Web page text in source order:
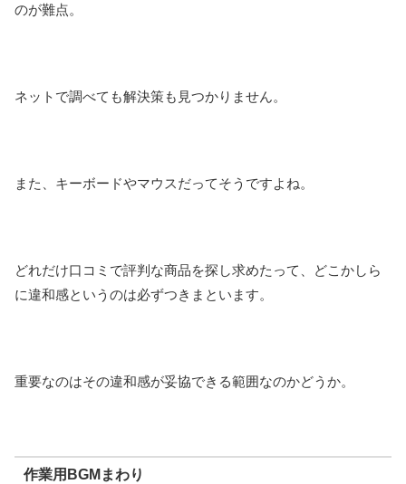
のが難点。
ネットで調べても解決策も見つかりません。
また、キーボードやマウスだってそうですよね。
どれだけ口コミで評判な商品を探し求めたって、どこかしら
に違和感というのは必ずつきまといます。
重要なのはその違和感が妥協できる範囲なのかどうか。
作業用BGMまわり